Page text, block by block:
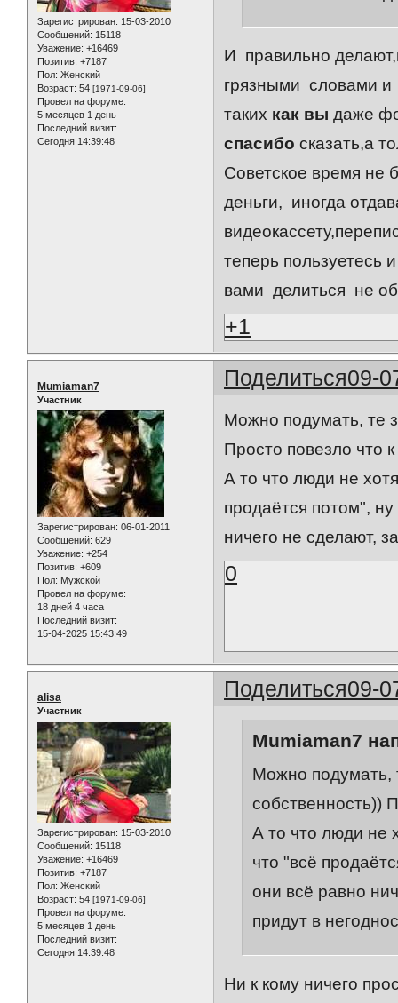
Зарегистрирован: 15-03-2010
Сообщений: 15118
Уважение: +16469
Позитив: +7187
Пол: Женский
Возраст: 54 [1971-09-06]
Провел на форуме:
5 месяцев 1 день
Последний визит:
Сегодня 14:39:48
И правильно
грязными словами и
таких как вы даже
спасибо сказать,а
Советское время не
деньги, иногда
теперь пользуетесь
вами делиться не
+1
Поделиться09-
Mumiaman7
Участник
Зарегистрирован: 06-01-2011
Сообщений: 629
Уважение: +254
Позитив: +609
Пол: Мужской
Провел на форуме:
18 дней 4 часа
Последний визит:
15-04-2025 15:43:49
Можно подумать, те
Просто повезло что
А то что люди не
продаётся потом",
ничего не сделают,
0
Поделиться09-
alisa
Участник
Зарегистрирован: 15-03-2010
Сообщений: 15118
Уважение: +16469
Позитив: +7187
Пол: Женский
Возраст: 54 [1971-09-06]
Провел на форуме:
5 месяцев 1 день
Последний визит:
Сегодня 14:39:48
Mumiaman7
Можно подумать,
собственность))
А то что люди не
что "всё
они всё равно
придут в
Ни к кому ничего